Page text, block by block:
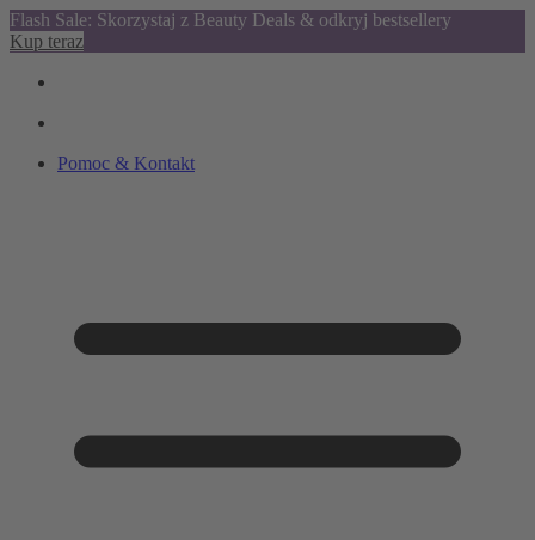
Flash Sale: Skorzystaj z Beauty Deals & odkryj bestsellery
Kup teraz
Pomoc & Kontakt